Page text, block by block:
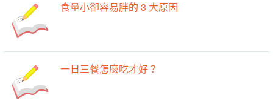
食量小卻容易胖的 3 大原因
一日三餐怎麼吃才好？